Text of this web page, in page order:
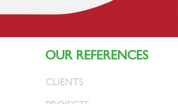
OUR REFERENCES
CLIENTS